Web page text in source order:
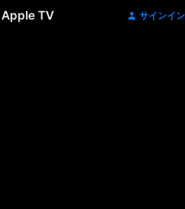
Apple TV サインイン